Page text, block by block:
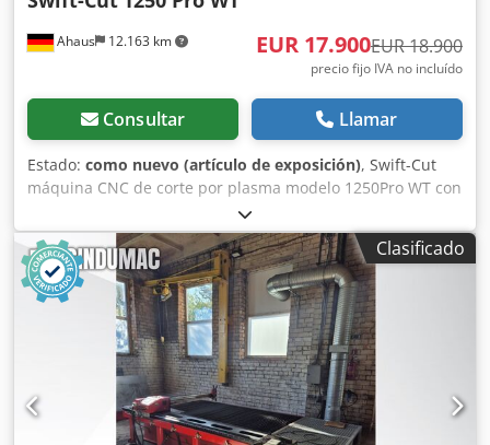
Ahaus 12.163 km EUR 17.900EUR 18.900
precio fijo IVA no incluído
Consultar Llamar
Estado: como nuevo (artículo de exposición), Swift-Cut
máquina CNC de corte por plasma modelo 1250Pro WT con
mesa de agua y unidad de marcaje Área de corte 1250 x
1250 mm con fuente de alimentación ESAB Datos técnicos:
- Área de corte para formatos de chapa hasta 1250 x 1250
mm - Dimensión de la mesa: 1980 mm x 1840 mm - Peso
de la mesa: 800 kg - Capacidad de la mesa: 160 l - Altura:
1500 mm - Recorrido del eje Z: 130 mm - Capacidad
máxima de carga: 200 kg/m² Chodpsy Sxvhsfx Ablsa -
Velocidad de desplazamiento: 20 m/min - Guías:
servomotores híbridos y rodamientos lineales doblemente
sellados en todos los ejes - Eje Z accionado por husillo de
recirculación de bolas cerrado. Eje Y doblemente
Clasificado